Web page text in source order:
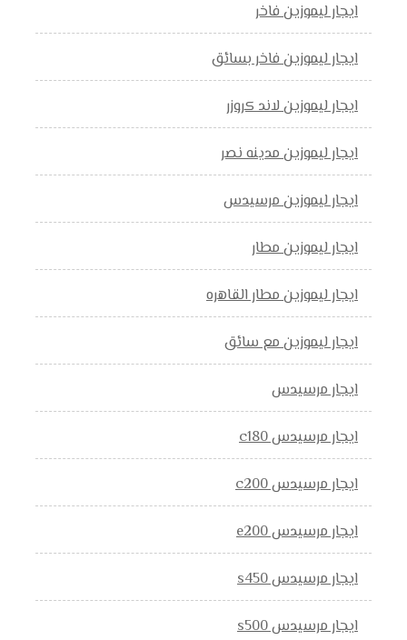
ايجار ليموزين فاخر
ايجار ليموزين فاخر بسائق
ايجار ليموزين لاند كروزر
ايجار ليموزين مدينه نصر
ايجار ليموزين مرسيدس
ايجار ليموزين مطار
ايجار ليموزين مطار القاهره
ايجار ليموزين مع سائق
ايجار مرسيدس
ايجار مرسيدس c180
ايجار مرسيدس c200
ايجار مرسيدس e200
ايجار مرسيدس s450
ايجار مرسيدس s500